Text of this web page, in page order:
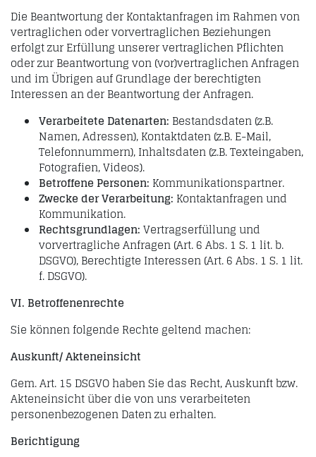
Die Beantwortung der Kontaktanfragen im Rahmen von
vertraglichen oder vorvertraglichen Beziehungen
erfolgt zur Erfüllung unserer vertraglichen Pflichten
oder zur Beantwortung von (vor)vertraglichen Anfragen
und im Übrigen auf Grundlage der berechtigten
Interessen an der Beantwortung der Anfragen.
Verarbeitete Datenarten: Bestandsdaten (z.B.
Namen, Adressen), Kontaktdaten (z.B. E-Mail,
Telefonnummern), Inhaltsdaten (z.B. Texteingaben,
Fotografien, Videos).
Betroffene Personen: Kommunikationspartner.
Zwecke der Verarbeitung: Kontaktanfragen und
Kommunikation.
Rechtsgrundlagen:Vertragserfüllung und
vorvertragliche Anfragen (Art. 6 Abs. 1 S. 1 lit. b.
DSGVO), Berechtigte Interessen (Art. 6 Abs. 1 S. 1 lit.
f. DSGVO).
VI. Betroffenenrechte
Sie können folgende Rechte geltend machen:
Auskunft/ Akteneinsicht
Gem. Art. 15 DSGVO haben Sie das Recht, Auskunft bzw.
Akteneinsicht über die von uns verarbeiteten
personenbezogenen Daten zu erhalten.
Berichtigung